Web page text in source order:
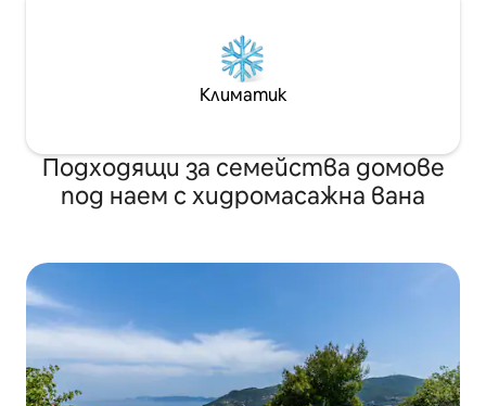
Климатик
Подходящи за семейства домове
под наем с хидромасажна вана